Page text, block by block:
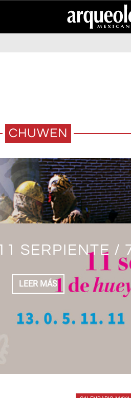
CHUWEN
SERPIENTE /
LEER MÁS
SERPIENTE/
LEER MÁS
SERPIENTE /
LEER MÁS
SERPIENTE /
LEER MÁS
SERPIENTE /
LEER MÁS
/
LEER MÁS